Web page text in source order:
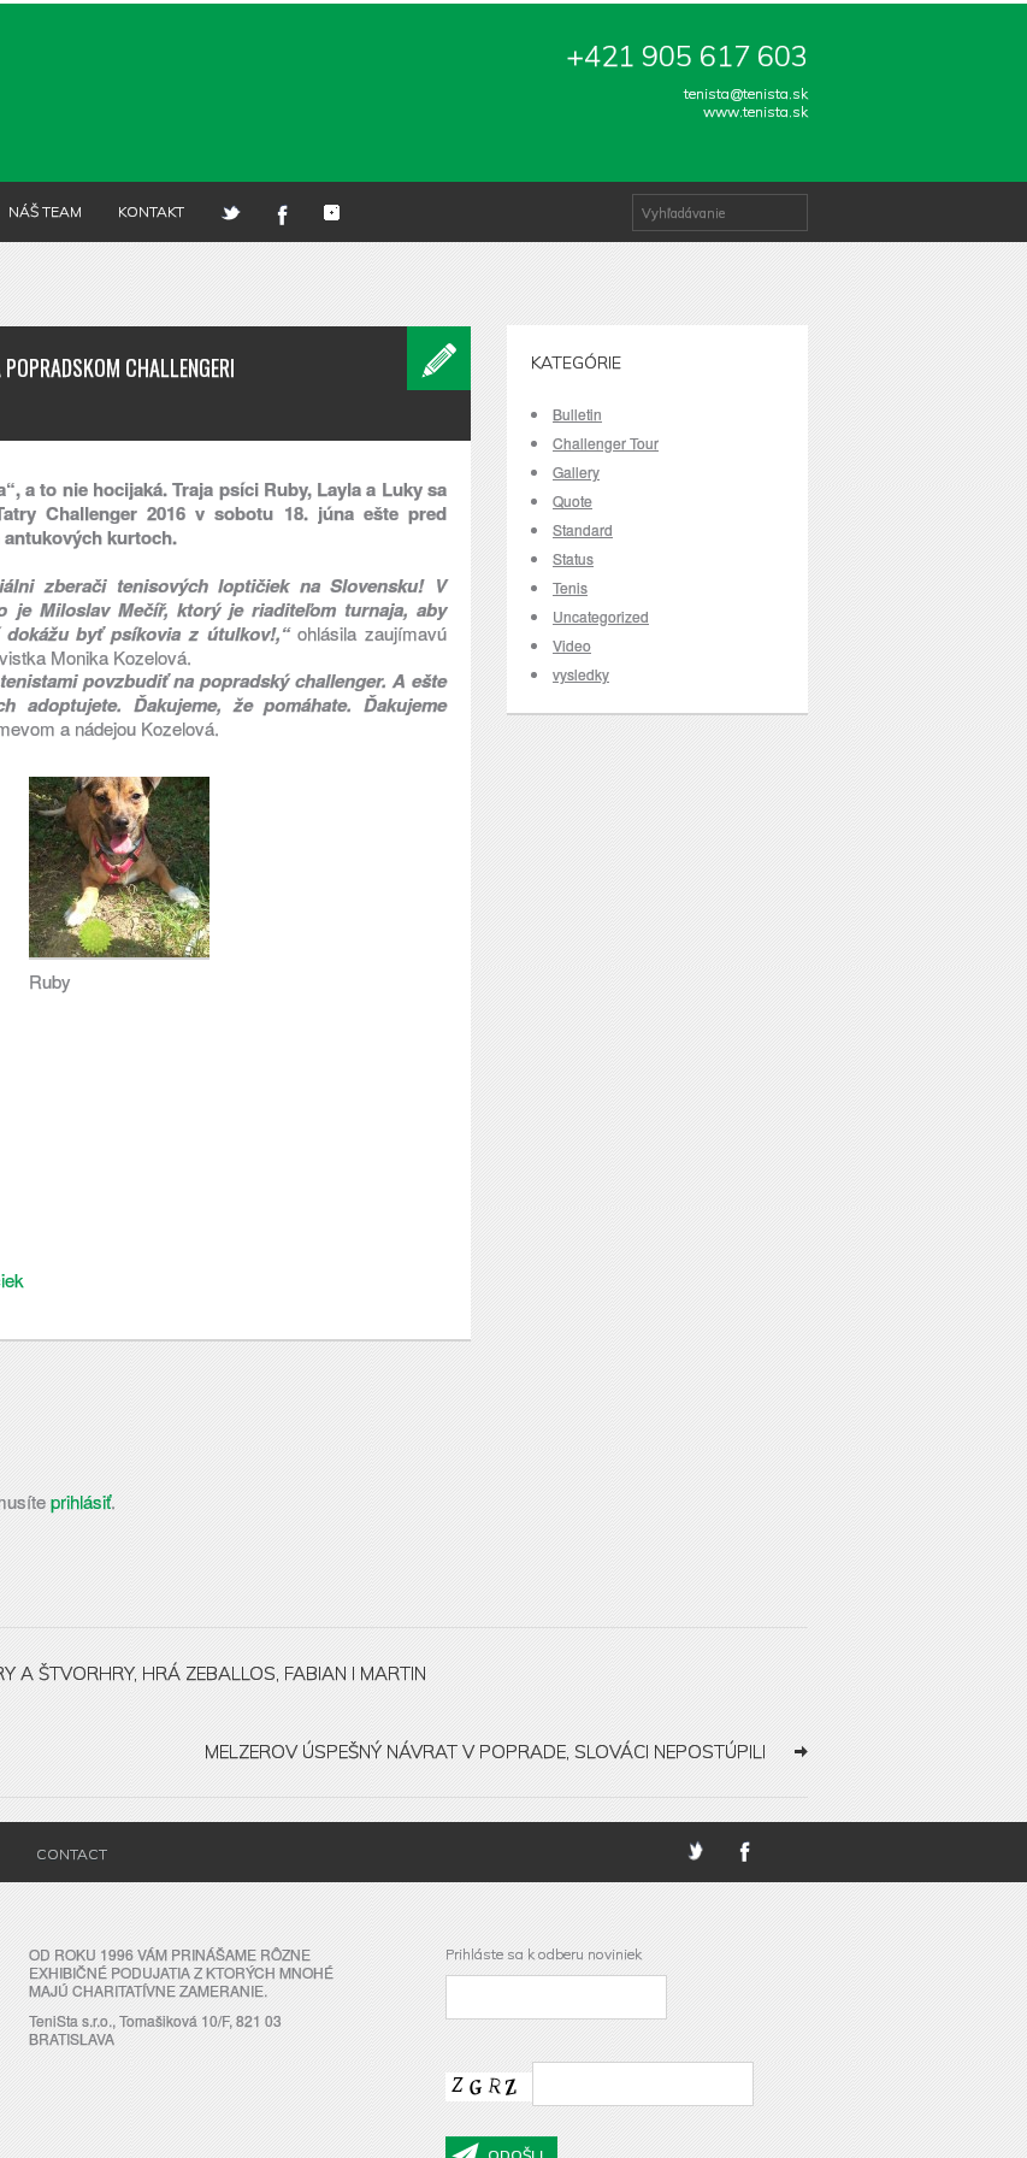
+421 905 617 603
tenista@tenista.sk
www.tenista.sk
NÁŠ TEAM KONTAKT
CHALLENGERI
a to nie hocijaká. Traja psíci Ruby, Layla a Luky sa
Challenger 2016 v sobotu 18. júna ešte pred
kurtoch.
zberači tenisových loptičiek na Slovensku! V
je Miloslav Mečíř, ktorý je riaditeľom turnaja, aby
byť psíkovia z útulkov!,“ohlásila zaujímavú
Monika Kozelová.
povzbudiť na popradský challenger. A ešte
Ďakujeme, že pomáhate. Ďakujeme
a nádejou Kozelová.
Ruby
prihlásiť.
KATEGÓRIE
Bulletin
Challenger Tour
Gallery
Quote
Standard
Status
Tenis
Uncategorized
Video
vysledky
A ŠTVORHRY, HRÁ ZEBALLOS, FABIAN I MARTIN
MELZEROV ÚSPEŠNÝ NÁVRAT V POPRADE, SLOVÁCI NEPOSTÚPILI
CONTACT
OD ROKU 1996 VÁM PRINÁŠAME RÔZNE
EXHIBIČNÉ PODUJATIA Z KTORÝCH MNOHÉ
MAJÚ CHARITATÍVNE ZAMERANIE.
TeniSta s.r.o., Tomašiková 10/F, 821 03
BRATISLAVA
Prihláste sa k odberu noviniek